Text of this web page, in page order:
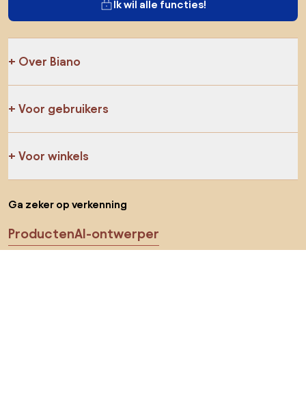
Ik wil alle functies!
Over Biano
Voor gebruikers
Voor winkels
Ga zeker op verkenning
ProductenAI-ontwerper